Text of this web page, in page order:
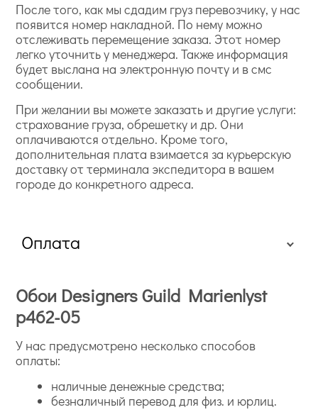
После того, как мы сдадим груз перевозчику, у нас
появится номер накладной. По нему можно
отслеживать перемещение заказа. Этот номер
легко уточнить у менеджера. Также информация
будет выслана на электронную почту и в смс
сообщении.
При желании вы можете заказать и другие услуги:
страхование груза, обрешетку и др. Они
оплачиваются отдельно. Кроме того,
дополнительная плата взимается за курьерскую
доставку от терминала экспедитора в вашем
городе до конкретного адреса.
Оплата
Обои Designers Guild Marienlyst
p462-05
У нас предусмотрено несколько способов
оплаты:
наличные денежные средства;
безналичный перевод для физ. и юрлиц.